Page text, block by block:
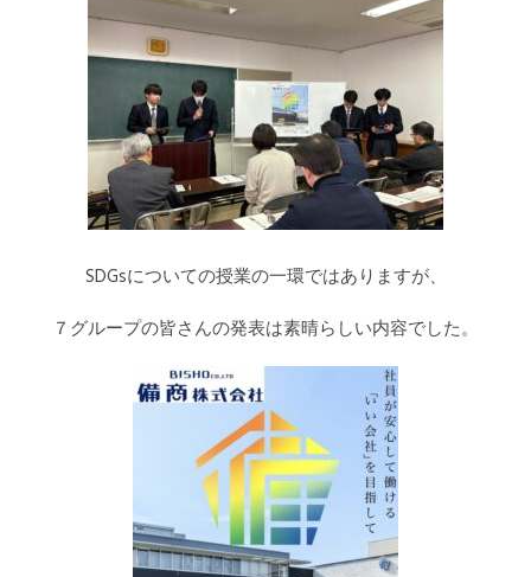
SDGsについての授業の一環ではありますが、
７グループの皆さんの発表は素晴らしい内容でした。